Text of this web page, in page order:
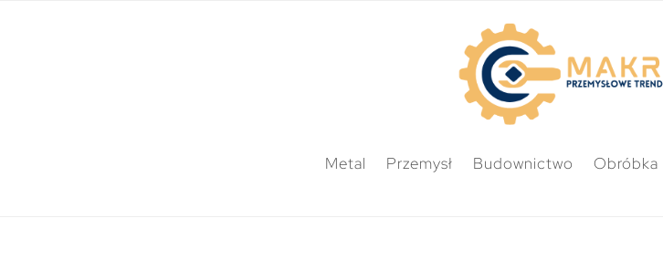
Metal Przemysł Budownictwo Obróbka